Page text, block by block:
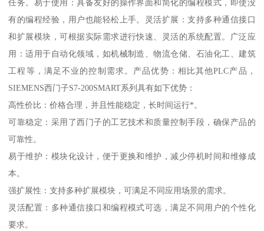
任务。易于使用：具备友好的操作界面和简化的编程模式，即使没
有的编程经验，用户也能轻松上手。灵活扩展：支持多种通信接口
和扩展模块，可根据实际需求进行快速、灵活的系统配置。广泛应
用：适用于自动化领域，如机械制造、物流仓储、石油化工、建筑
工程等，满足不业的控制需求。产品优势：相比其他PLC产品，
SIEMENS西门子S7-200SMART系列具有如下优势：
高性价比：价格合理，并且性能稳定，长时间运行*。
可靠稳定：采用了西门子的工艺技术和质量控制手段，确保产品的
可靠性。
易于维护：模块化设计，便于更换和维护，减少停机时间和维修成
本。
强扩展性：支持多种扩展模块，可满足不同应用场景的需求。
灵活配置：多种通信接口和编程模式可选，满足不同用户的个性化
要求。